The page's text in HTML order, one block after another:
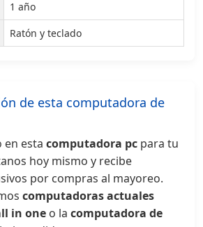
1 año
Ratón y teclado
de esta computadora de
en esta computadora pc para tu
hoy mismo y recibe
por compras al mayoreo.
computadoras actuales
in one o la computadora de